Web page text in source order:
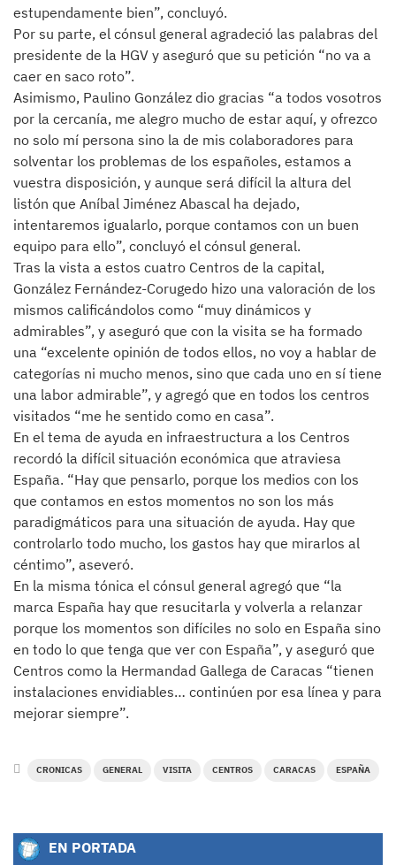
estupendamente bien”, concluyó.
Por su parte, el cónsul general agradeció las palabras del
presidente de la HGV y aseguró que su petición “no va a
caer en saco roto”.
Asimismo, Paulino González dio gracias “a todos vosotros
por la cercanía, me alegro mucho de estar aquí, y ofrezco
no solo mí persona sino la de mis colaboradores para
solventar los problemas de los españoles, estamos a
vuestra disposición, y aunque será difícil la altura del
listón que Aníbal Jiménez Abascal ha dejado,
intentaremos igualarlo, porque contamos con un buen
equipo para ello”, concluyó el cónsul general.
Tras la vista a estos cuatro Centros de la capital,
González Fernández-Corugedo hizo una valoración de los
mismos calificándolos como “muy dinámicos y
admirables”, y aseguró que con la visita se ha formado
una “excelente opinión de todos ellos, no voy a hablar de
categorías ni mucho menos, sino que cada uno en sí tiene
una labor admirable”, y agregó que en todos los centros
visitados “me he sentido como en casa”.
En el tema de ayuda en infraestructura a los Centros
recordó la difícil situación económica que atraviesa
España. “Hay que pensarlo, porque los medios con los
que contamos en estos momentos no son los más
paradigmáticos para una situación de ayuda. Hay que
controlarlo todo mucho, los gastos hay que mirarlos al
céntimo”, aseveró.
En la misma tónica el cónsul general agregó que “la
marca España hay que resucitarla y volverla a relanzar
porque los momentos son difíciles no solo en España sino
en todo lo que tenga que ver con España”, y aseguró que
Centros como la Hermandad Gallega de Caracas “tienen
instalaciones envidiables… continúen por esa línea y para
mejorar siempre”.
CRONICAS GENERAL VISITA CENTROS CARACAS ESPAÑA
EN PORTADA